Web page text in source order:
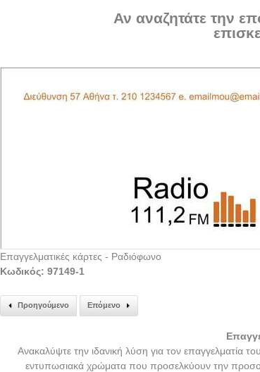
Αν αναζητάτε την
Επαγγελματικές κάρτες - Ραδιόφωνο
Κωδικός: 97149-1
Προηγούμενο Επόμενο
Ανακαλύψτε την ιδανική λύση για τον επαγγελματία
εντυπωσιακά χρώματα που προσελκύουν την